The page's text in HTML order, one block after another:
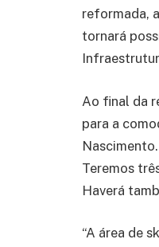
reformada,
tornará
Ao final da
para a
Teremos
Haverá
“A área de